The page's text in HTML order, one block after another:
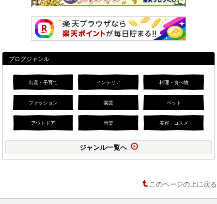
ブログジャンル
出産・子育て インテリア 料理・食べ物
ファッション 園芸 ペット
アウトドア 音楽 美容・コスメ
ジャンル一覧へ
このページの上に戻る